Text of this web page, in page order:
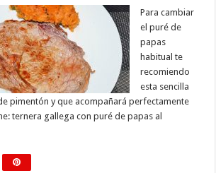
Para cambiar
el puré de
papas
habitual te
recomiendo
esta sencilla
pimentón y que acompañará perfectamente
ternera gallega con puré de papas al